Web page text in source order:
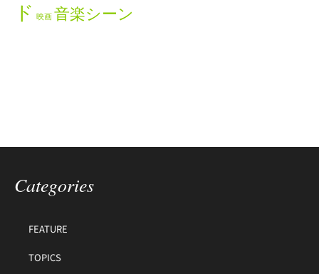
ド 映画 音楽シーン
Categories
FEATURE
TOPICS